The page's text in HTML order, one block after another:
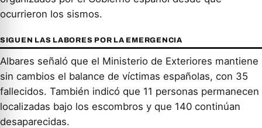
ocurrieron los sismos.
SIGUEN LAS LABORES POR LA EMERGENCIA
Albares señaló que el Ministerio de Exteriores mantiene
sin cambios el balance de víctimas españolas, con 35
fallecidos. También indicó que 11 personas permanecen
localizadas bajo los escombros y que 140 continúan
desaparecidas.